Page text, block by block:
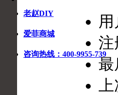
老赵DIY
爱菲商城
咨询热线：400-9955-739
注
最